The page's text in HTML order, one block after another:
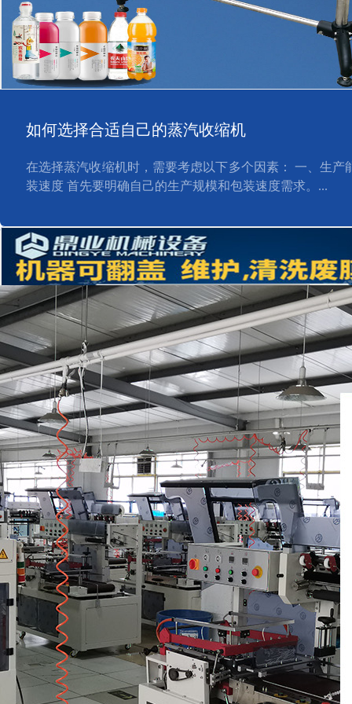
如何选择合适自己的蒸汽收缩机
在选择蒸汽收缩机时，需要考虑以下多个因素： 一、生产
装速度 首先要明确自己的生产规模和包装速度需求。...
塑膜热收缩机是一种怎样的包装机
塑料薄膜热收缩机是一种什么样的包装机械？ 收缩包装是
上较为先进的包装方式之一。它采用收缩膜包裹产品或...